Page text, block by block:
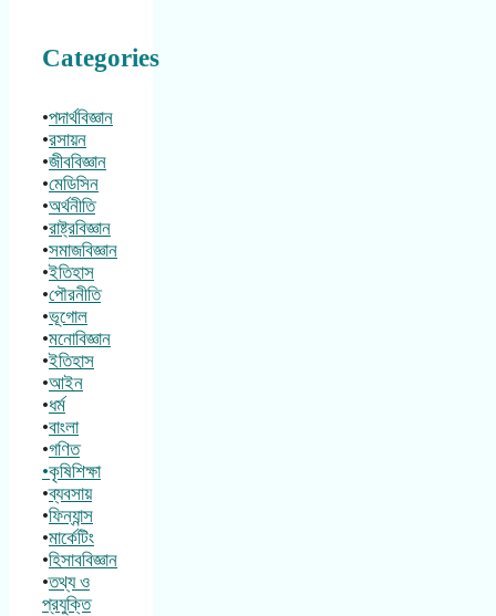
Categories
•পদার্থবিজ্ঞান
•রসায়ন
•জীববিজ্ঞান
•মেডিসিন
•অর্থনীতি
•রাষ্ট্রবিজ্ঞান
•সমাজবিজ্ঞান
•ইতিহাস
•পৌরনীতি
•ভূগোল
•মনোবিজ্ঞান
•ইতিহাস
•আইন
•ধর্ম
•বাংলা
•গণিত
•কৃষিশিক্ষা
•ব্যবসায়
•ফিন্যান্স
•মার্কেটিং
•হিসাববিজ্ঞান
•তথ্য ও
প্রযুক্তি